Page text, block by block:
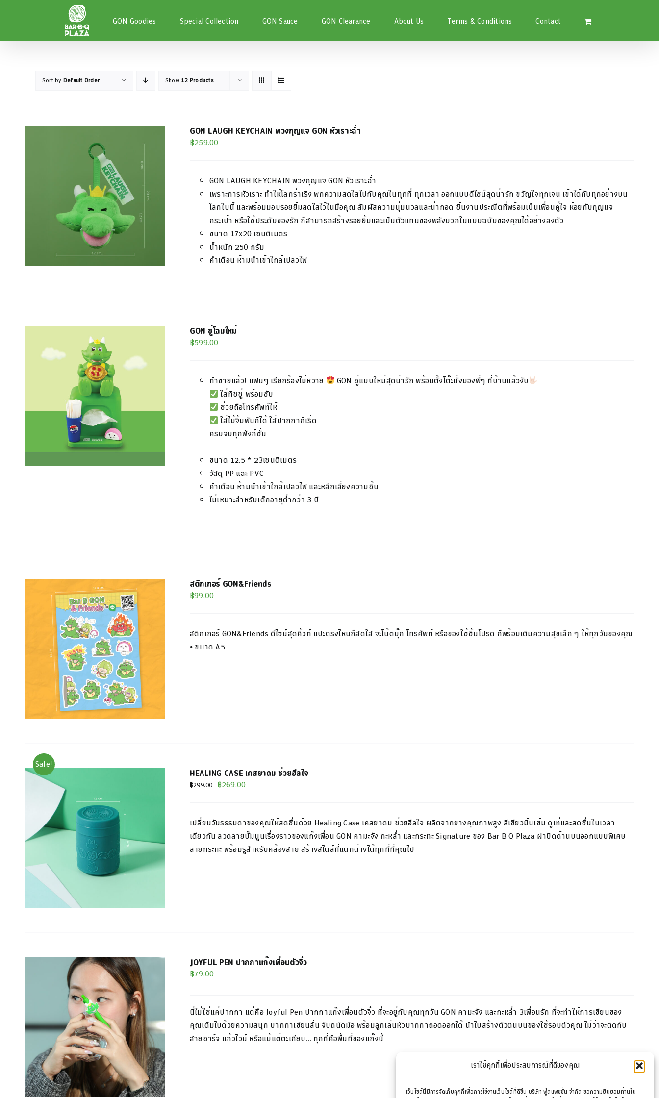
เราใช้คุกกี้เพื่อประสบการณ์ที่ดีของคุณ
เว็บไซต์นี้มีการจัดเก็บคุกกี้เพื่อการใช้งานเว็บไซต์ที่ดีขึ้น บริษัท ฟู้ดแพชชั่น จำกัด ขอความยินยอมท่านใน
GON Goodies Special Collection GON Sauce GON Clearance About Us Terms & Conditions Contact
Sort by Default Order Show 12 Products
GON LAUGH KEYCHAIN พวงกุญแจ GON หัวเราะฉ่ำ
฿259.00
GON LAUGH KEYCHAINพวงกุญแจ GON หัวเราะฉ่ำ
เพราะการหัวเราะ ทำให้โลกร่าเริง พกความสดใสไปกับคุณในทุกที่ ทุกเวลา ออกแบบดีไซน์สุดน่ารัก ขวัญใจทุกเจน เข้าได้กับทุกอย่างบน
โลกใบนี้และพร้อมมอบรอยยิ้มสดใสไว้ในมือคุณ สัมผัสความนุ่มนวลและน่ากอด ชิ้นงานประณีตที่พร้อมเป็นเพื่อนคู่ใจ ห้อยกับกุญแจ
กระเป๋า หรือใช้ประดับของรัก ก็สามารถสร้างรอยยิ้มและเป็นตัวแทนของพลังบวกในแบบฉบับของคุณได้อย่างลงตัว
ขนาด 17x20 เซนติเมตร
น้ำหนัก 250 กรัม
คำเตือน ห้ามนำเข้าใกล้เปลวไฟ
GON ชู่โฉมใหม่
฿599.00
ทำขายแล้ว! แฟนๆ เรียกร้องไม่หวาย
GON ชู่แบบใหม่สุดน่ารัก พร้อมตั้งโต๊ะนั่งมองพี่ๆ ที่บ้านแล้วงับ
ใส่ทิชชู่ พร้อมซับ
ช่วยถือโทรศัพท์ให้
ใส่ไม้จิ้มฟันก็ได้ ใส่ปากกาก็เริ่ด
ครบจบทุกฟังก์ชั่น
ขนาด 12.5 * 23เซนติเมตร
วัสดุ PP และ PVC​
คำเตือน ห้ามนำเข้าใกล้เปลวไฟ และหลีกเลี่ยงความชิ้น
ไม่เหมาะสำหรับเด็กอายุต่ำกว่า 3 ปี
สติกเกอร์ GON&Friends
฿99.00
สติกเกอร์ GON&Friends ดีไซน์สุดคิ้วท์ แปะตรงไหนก็สดใส จะโน้ตบุ๊ก โทรศัพท์ หรือของใช้ชิ้นโปรด ก็พร้อมเติมความสุขเล็ก ๆ ให้ทุกวันของคุณ
⦁ ขนาด A5
Sale!
HEALING CASE เคสยาดม ช่วยฮีลใจ
฿299.00 Original
฿299.00.
฿269.00Current
฿269.00.
เปลี่ยนวันธรรมดาของคุณให้สดชื่นด้วย Healing Case เคสยาดม ช่วยฮีลใจ ผลิตจากยางคุณภาพสูง สีเขียวมิ้นเข้ม ดูเท่และสดชื่นในเวลา
เดียวกัน ลวดลายปั๊มนูนเรื่องราวของแก๊งเพื่อน GON คามะจัง กะหล่ำ และกระทะSignature ของ Bar B Q Plaza ฝาปิดด้านบนออกแบบพิเศษ
ลายกระทะ พร้อมรูสำหรับคล้องสาย สร้างสไตล์ที่แตกต่างได้ทุกที่ที่คุณไป
JOYFUL PEN ปากกาแก๊งเพื่อนตัวจิ๋ว
฿79.00
นี่ไม่ใช่แค่ปากกา แต่คือJoyful Pen ปากกาแก๊งเพื่อนตัวจิ๋ว ที่จะอยู่กับคุณทุกวัน GON คามะจัง และกะหล่ำ 3เพื่อนรัก ที่จะทำให้การเขียนของ
คุณเต็มไปด้วยความสนุก ปากกาเขียนลื่น จับถนัดมือ พร้อมลูกเล่นหัวปากกาถอดออกได้ นำไปสร้างตัวตนบนของใช้รอบตัวคุณ ไม่ว่าจะติดกับ
สายชาร์จ แก้วไวน์ หรือแม้แต่ตะเกียบ… ทุกที่คือพื้นที่ของแก๊งนี้